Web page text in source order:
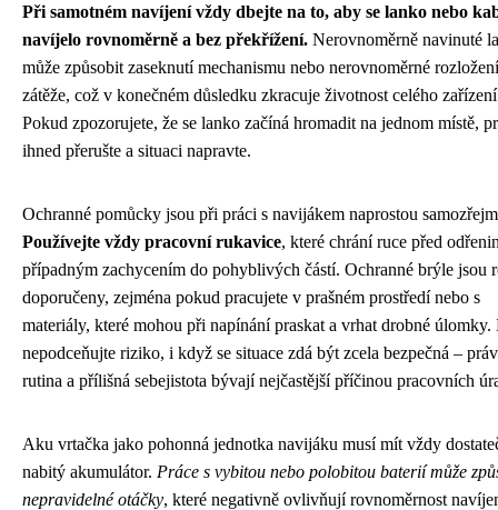
Při samotném navíjení vždy dbejte na to, aby se lanko nebo
navíjelo rovnoměrně a bez překřížení. Nerovnoměrně navinuté
může způsobit zaseknutí mechanismu nebo nerovnoměrné rozložení
zátěže, což v konečném důsledku zkracuje životnost celého
Pokud zpozorujete, že se lanko začíná hromadit na jednom místě,
ihned přerušte a situaci napravte.
Ochranné pomůcky jsou při práci s navijákem naprostou
Používejte vždy pracovní rukavice, které chrání ruce před
případným zachycením do pohyblivých částí. Ochranné brýle jsou
doporučeny, zejména pokud pracujete v prašném prostředí nebo s
materiály, které mohou při napínání praskat a vrhat drobné
nepodceňujte riziko, i když se situace zdá být zcela bezpečná –
rutina a přílišná sebejistota bývají nejčastější příčinou pracovních
Aku vrtačka jako pohonná jednotka navijáku musí mít vždy
nabitý akumulátor. Práce s vybitou nebo polobitou baterií může
nepravidelné otáčky, které negativně ovlivňují rovnoměrnost